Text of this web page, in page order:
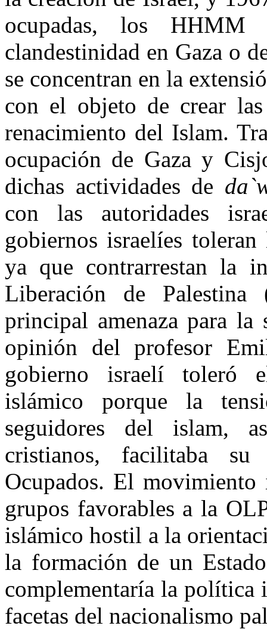
ocupadas, los HHMM
clandestinidad en Gaza o
se concentran enla
con el objeto de crear
renacimiento del Islam.
ocupación de Gaza y
dichas actividades de
con las autoridades
gobiernos israelíes
ya que contrarrestan la
Liberación de
principal amenaza para
opinión del profesor
gobierno israelí toleró
islámico porque la
seguidores del islam,
cristianos, facilitaba
Ocupados. El
grupos favorables a la
islámico hostil a la
la formación de un
complementaría la política
facetas del nacionalismo